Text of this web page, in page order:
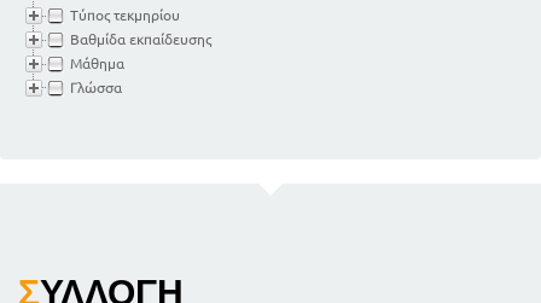
Τύπος τεκμηρίου
Βαθμίδα εκπαίδευσης
Μάθημα
Γλώσσα
ΣΥΛΛΟΓΉ